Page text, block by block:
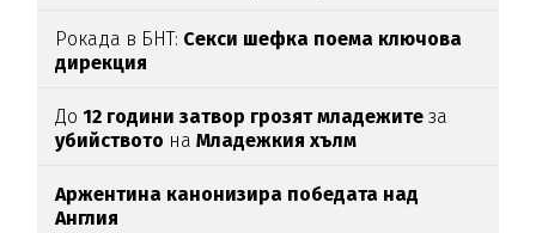
Рокада в БНТ: Секси шефка поема ключова
дирекция
До12 години затвор грозят младежите за
убийството наМладежкия хълм
Аржентина канонизира победата над
Англия